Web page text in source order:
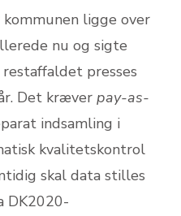
ligge over
nu og sigte
presses
Det kræver pay-as-
indsamling i
kvalitetskontrol
skal data stilles
DK2020-